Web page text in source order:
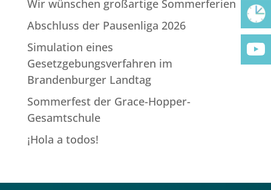
Wir wünschen großartige Sommerferien
Abschluss der Pausenliga 2026
Simulation eines
Gesetzgebungsverfahren im
Brandenburger Landtag
Sommerfest der Grace-Hopper-
Gesamtschule
¡Hola a todos!